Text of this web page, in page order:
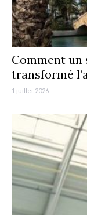
Comment
transformé
1 juillet 2026